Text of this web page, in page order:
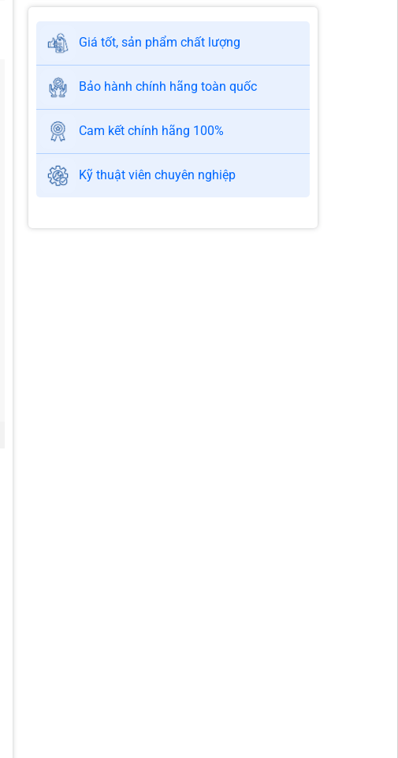
Giá tốt, sản phẩm chất lượng
Bảo hành chính hãng toàn quốc
Cam kết chính hãng 100%
Kỹ thuật viên chuyên nghiệp